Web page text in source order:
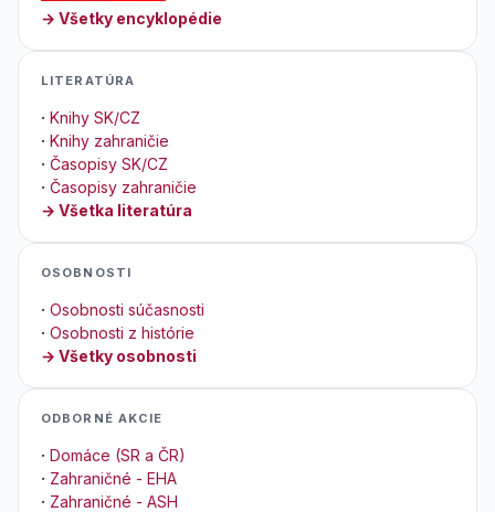
→ Všetky encyklopédie
LITERATÚRA
· Knihy SK/CZ
· Knihy zahraničie
· Časopisy SK/CZ
· Časopisy zahraničie
→ Všetka literatúra
OSOBNOSTI
· Osobnosti súčasnosti
· Osobnosti z histórie
→ Všetky osobnosti
ODBORNÉ AKCIE
· Domáce (SR a ČR)
· Zahraničné - EHA
· Zahraničné - ASH